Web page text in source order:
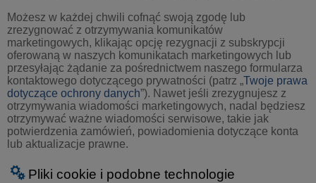
Możesz w każdej chwili cofnąć swoją zgodę lub
zrezygnować z otrzymywania komunikatów
marketingowych, klikając opcję rezygnacji z subskrypcji
oferowaną w naszych komunikatach marketingowych lub
przesyłając żądanie za pośrednictwem naszego formularza
kontaktowego dotyczącego prywatności (patrz „Twoje prawa
dotyczące ochrony danych”). Nawet jeśli zrezygnujesz z
otrzymywania wiadomości marketingowych, nadal będziesz
otrzymywać ważne wiadomości serwisowe, takie jak
potwierdzenia zamówień, powiadomienia dotyczące konta
lub aktualizacje prawne.
Pliki cookie i podobne technologie